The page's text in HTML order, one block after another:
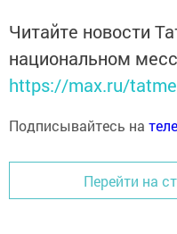
Читайте новости
национальном
https://max.ru/
Подписывайтесь на
Перейти на